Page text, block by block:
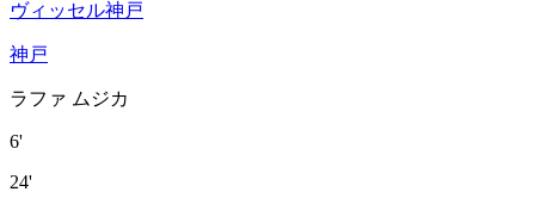
ヴィッセル神戸
神戸
ラファ ムジカ
6'
24'